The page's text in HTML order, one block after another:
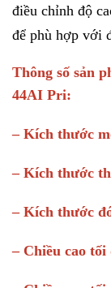
điều chỉnh độ
để phù hợp với
Thông số sản
44AI Pri:
– Kích thước
– Kích thước
– Kích thước
– Chiều cao tối